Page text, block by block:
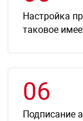
Настройка
таковое
06
Подписание